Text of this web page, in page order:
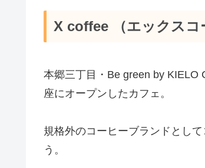
X coffee （エックスコ
本郷三丁目・Be green by KIELO
座にオープンしたカフェ。
規格外のコーヒーブランドとし
う。